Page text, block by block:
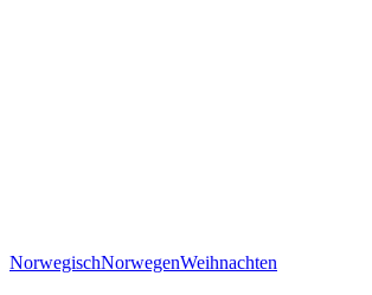
NorwegischNorwegenWeihnachten